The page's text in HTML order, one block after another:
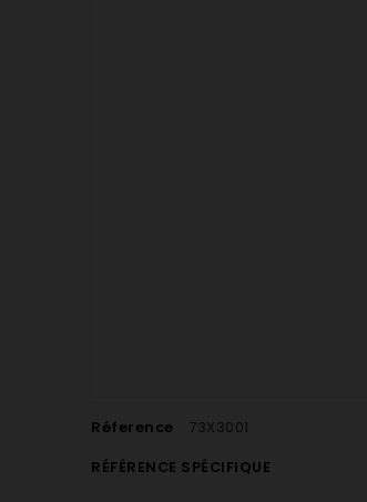
Réference 73X3001
RÉFÉRENCE SPÉCIFIQUE